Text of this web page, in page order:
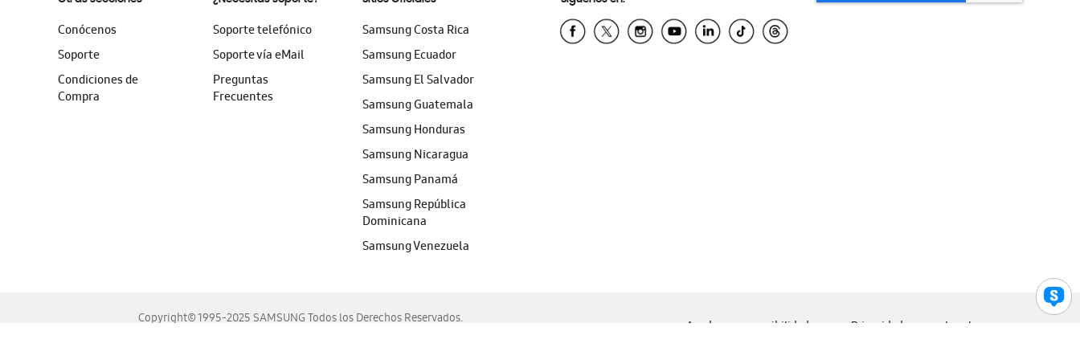
Conócenos
Soporte
Condiciones de
Compra
Soporte telefónico
Soporte vía eMail
Preguntas
Frecuentes
Samsung Costa Rica
Samsung Ecuador
Samsung El Salvador
Samsung Guatemala
Samsung Honduras
Samsung Nicaragua
Samsung Panamá
Samsung República
Dominicana
Samsung Venezuela
Copyright© 1995-2025 SAMSUNG Todos los Derechos Reservados.
Ayuda para accesibilidad Privacidad Legal